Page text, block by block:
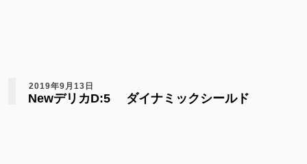
2019年9月13日
NewデリカD:5 ダイナミックシールド